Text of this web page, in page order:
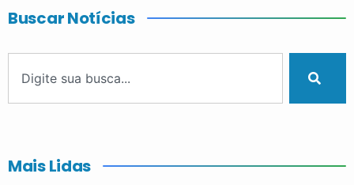
Buscar Notícias
Mais Lidas